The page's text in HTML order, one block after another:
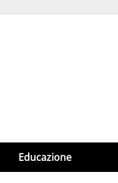
Educazione